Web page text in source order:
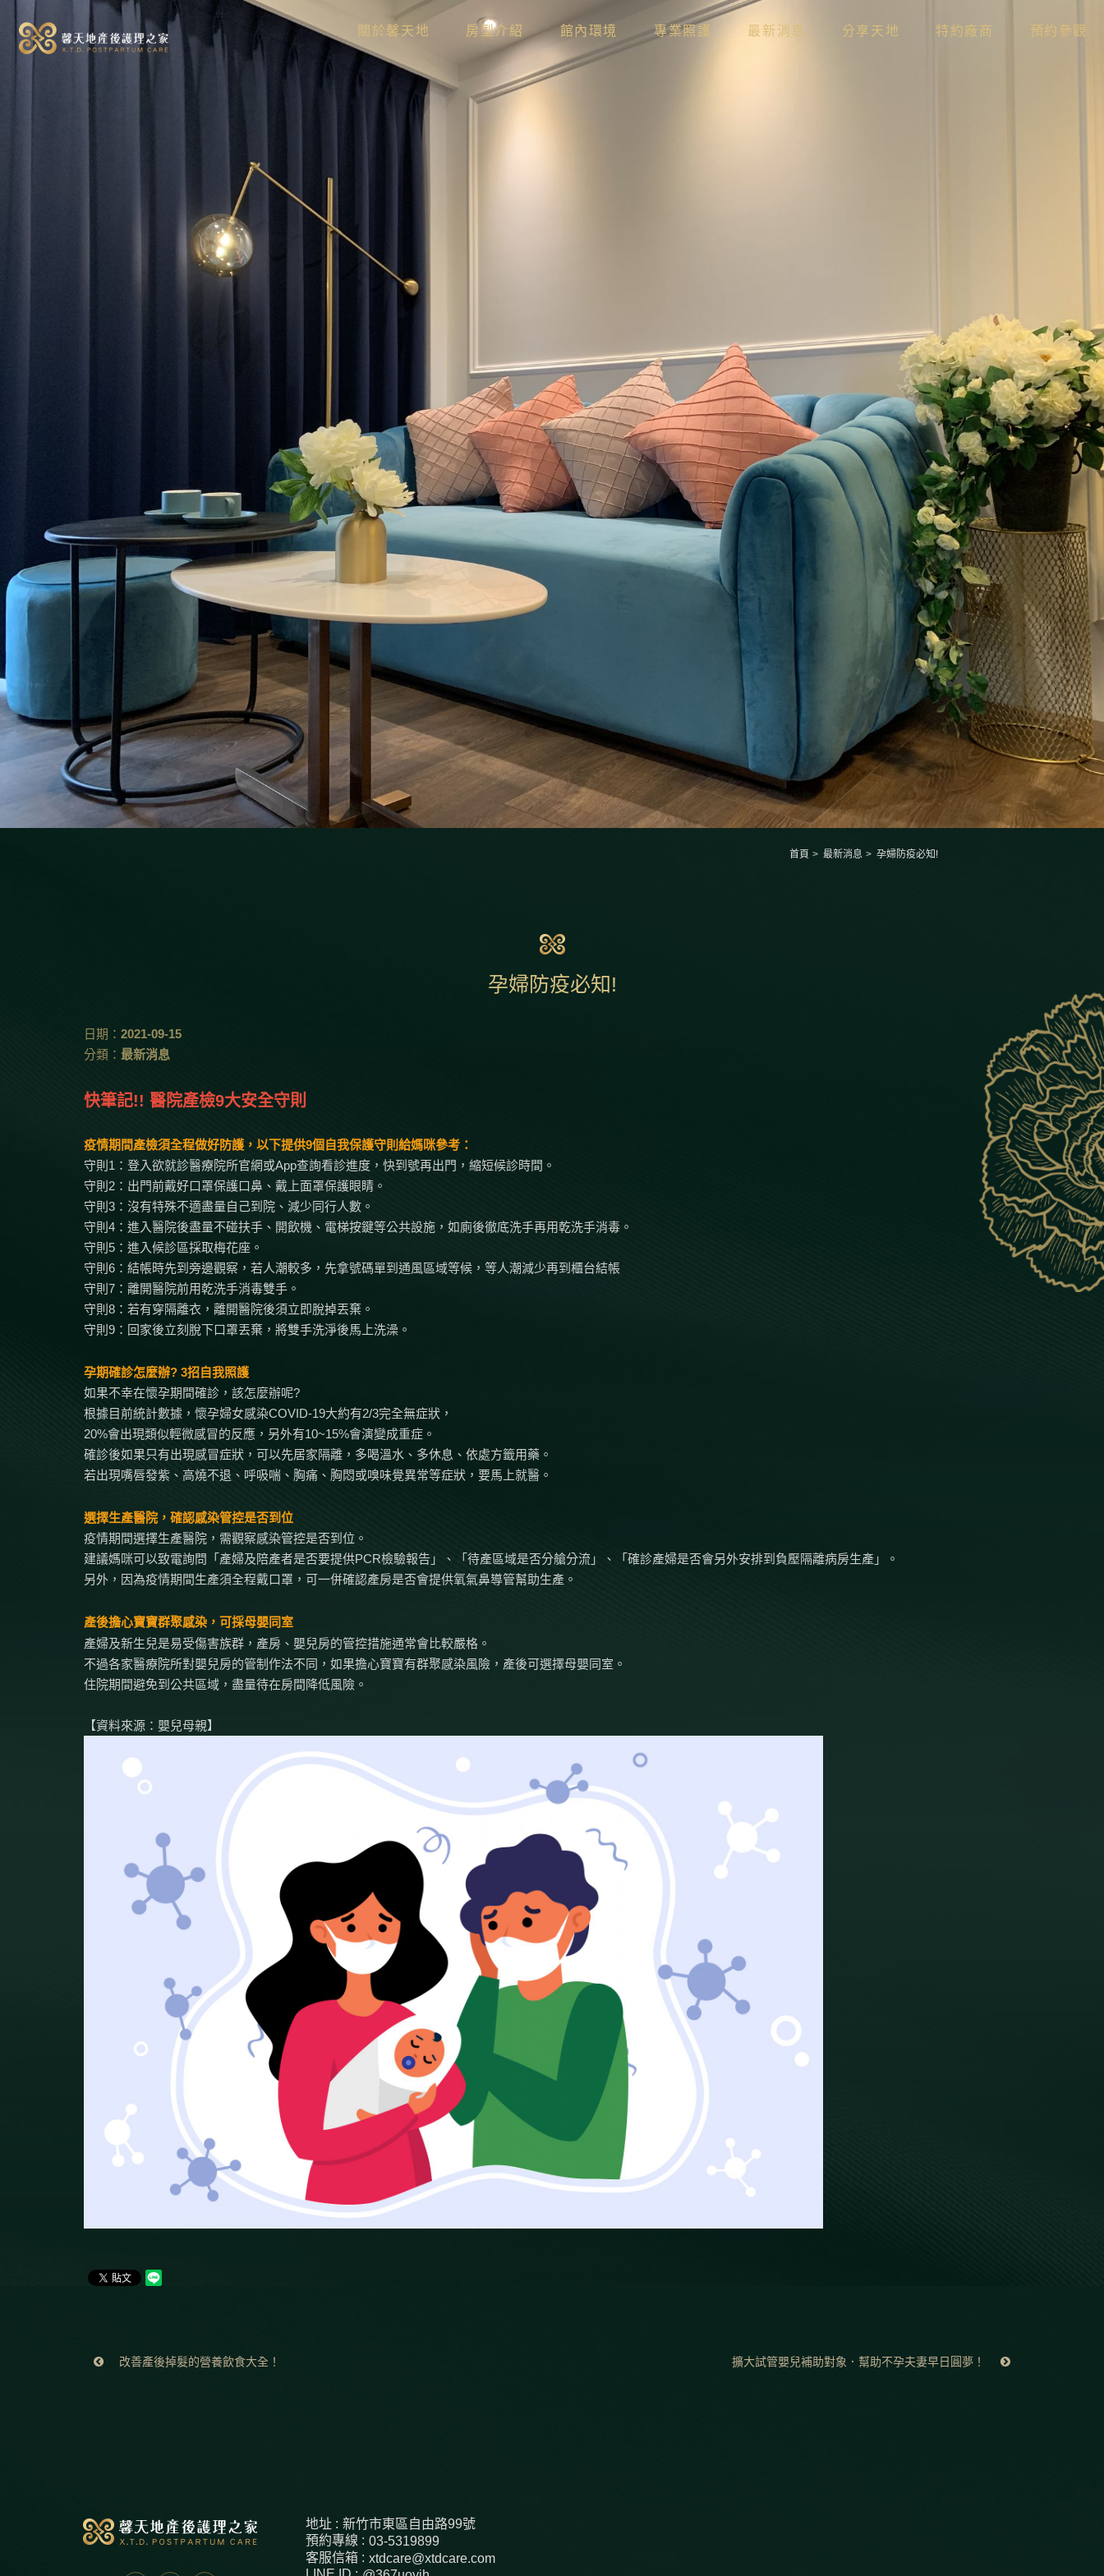
關於馨天地 房型介紹 館內環境 專業照護 最新消息 分享天地 特約廠商 預約參觀
首頁 最新消息 孕婦防疫必知!
孕婦防疫必知!
日期：2021-09-15
分類：最新消息
快筆記!! 醫院產檢9大安全守則
疫情期間產檢須全程做好防護，以下提供9個自我保護守則給媽咪參考：
守則1：登入欲就診醫療院所官網或App查詢看診進度，快到號再出門，縮短候診時間。
守則2：出門前戴好口罩保護口鼻、戴上面罩保護眼睛。
守則3：沒有特殊不適盡量自己到院、減少同行人數。
守則4：進入醫院後盡量不碰扶手、開飲機、電梯按鍵等公共設施，如廁後徹底洗手再用乾洗手消毒。
守則5：進入候診區採取梅花座。
守則6：結帳時先到旁邊觀察，若人潮較多，先拿號碼單到通風區域等候，等人潮減少再到櫃台結帳
守則7：離開醫院前用乾洗手消毒雙手。
守則8：若有穿隔離衣，離開醫院後須立即脫掉丟棄。
守則9：回家後立刻脫下口罩丟棄，將雙手洗淨後馬上洗澡。
孕期確診怎麼辦? 3招自我照護
如果不幸在懷孕期間確診，該怎麼辦呢?
根據目前統計數據，懷孕婦女感染COVID-19大約有2/3完全無症狀，
20%會出現類似輕微感冒的反應，另外有10~15%會演變成重症。
確診後如果只有出現感冒症狀，可以先居家隔離，多喝溫水、多休息、依處方籤用藥。
若出現嘴唇發紫、高燒不退、呼吸喘、胸痛、胸悶或嗅味覺異常等症狀，要馬上就醫。
選擇生產醫院，確認感染管控是否到位
疫情期間選擇生產醫院，需觀察感染管控是否到位。
建議媽咪可以致電詢問「產婦及陪產者是否要提供PCR檢驗報告」、「待產區域是否分艙分流」、「確診產婦是否會另外安排到負壓隔離病房生產」。
另外，因為疫情期間生產須全程戴口罩，可一併確認產房是否會提供氧氣鼻導管幫助生產。
產後擔心寶寶群聚感染，可採母嬰同室
產婦及新生兒是易受傷害族群，產房、嬰兒房的管控措施通常會比較嚴格。
不過各家醫療院所對嬰兒房的管制作法不同，如果擔心寶寶有群聚感染風險，產後可選擇母嬰同室。
住院期間避免到公共區域，盡量待在房間降低風險。
【資料來源：嬰兒母親】
改善產後掉髮的營養飲食大全！ 擴大試管嬰兒補助對象．幫助不孕夫妻早日圓夢！
地址 : 新竹市東區自由路99號
預約專線 : 03-5319899
客服信箱 : xtdcare@xtdcare.com